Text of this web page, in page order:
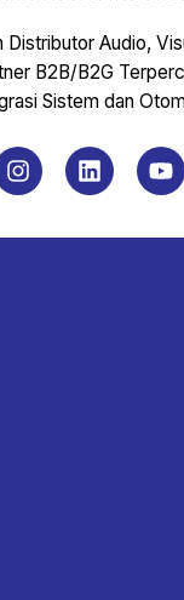
Distributor Audio,
B2B/B2G
Sistem dan